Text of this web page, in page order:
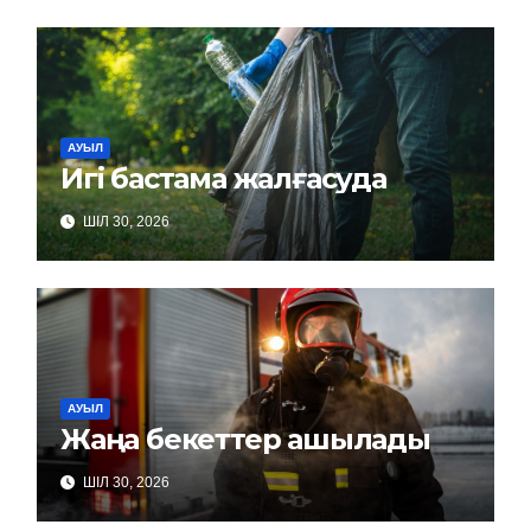
АУЫЛ
Игі бастама жалғасуда
ШІЛ 30, 2026
АУЫЛ
Жаңа бекеттер ашылады
ШІЛ 30, 2026